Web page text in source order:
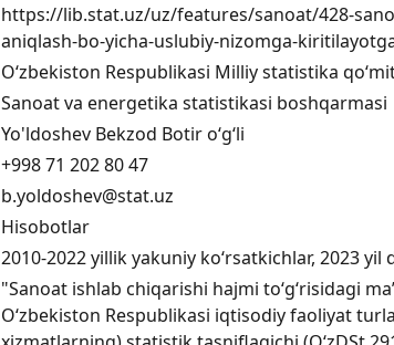
https://lib.stat.uz/uz/features/sanoat/428-
aniqlash-bo-yicha-uslubiy-nizomga-
O‘zbekiston Respublikasi Milliy statistika
Sanoat va energetika statistikasi boshqarmasi
Yo'ldoshev Bekzod Botir o‘g‘li
+998 71 202 80 47
b.yoldoshev@stat.uz
Hisobotlar
2010-2022 yillik yakuniy ko‘rsatkichlar, 2023 yil
"Sanoat ishlab chiqarishi hajmi toʻgʻrisidagi
Oʻzbekiston Respublikasi iqtisodiy faoliyat